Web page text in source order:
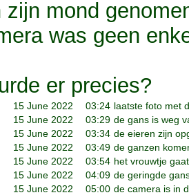
zijn mond
was geen
er precies?
15 June 2022 03:24 laatste foto met
15 June 2022
03:29 de gans is weg
15 June 2022
03:34 de eieren zijn
15 June 2022
03:49 de ganzen
15 June 2022
03:54 het vrouwtje
15 June 2022
04:09 de geringde
15 June 2022
05:00 de camera is in